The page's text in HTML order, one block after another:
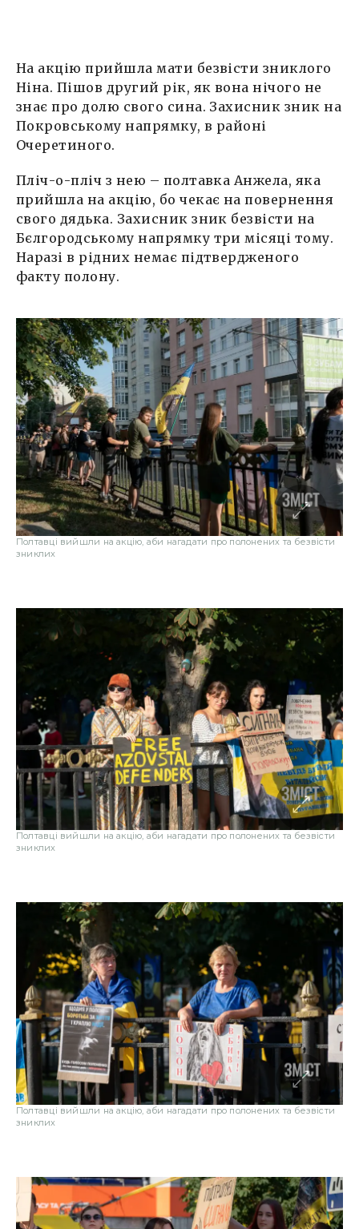
На акцію прийшла мати безвісти зниклого
Ніна. Пішов другий рік, як вона нічого не
знає про долю свого сина. Захисник зник на
Покровському напрямку, в районі
Очеретиного.
Пліч-о-пліч з нею – полтавка Анжела, яка
прийшла на акцію, бо чекає на повернення
свого дядька. Захисник зник безвісти на
Бєлгородському напрямку три місяці тому.
Наразі в рідних немає підтвердженого
факту полону.
Полтавці вийшли на акцію, аби нагадати про полонених та безвісти
зниклих
Полтавці вийшли на акцію, аби нагадати про полонених та безвісти
зниклих
Полтавці вийшли на акцію, аби нагадати про полонених та безвісти
зниклих